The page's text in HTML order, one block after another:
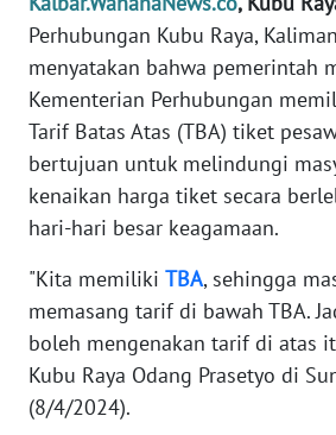
Perhubungan Kubu Raya,
menyatakan bahwa pemerintah
Kementerian Perhubungan
Tarif Batas Atas (TBA) tiket
bertujuan untuk melindungi
kenaikan harga tiket secara
hari-hari besar keagamaan.
"Kita memiliki TBA, sehingga
memasang tarif di bawah TBA.
boleh mengenakan tarif di atas
Kubu Raya Odang Prasetyo di
(8/4/2024).
REDAKSI
KARIR
DISCLAIMER
Wahana
News
WN
SUMUT
WN
JAKARTA